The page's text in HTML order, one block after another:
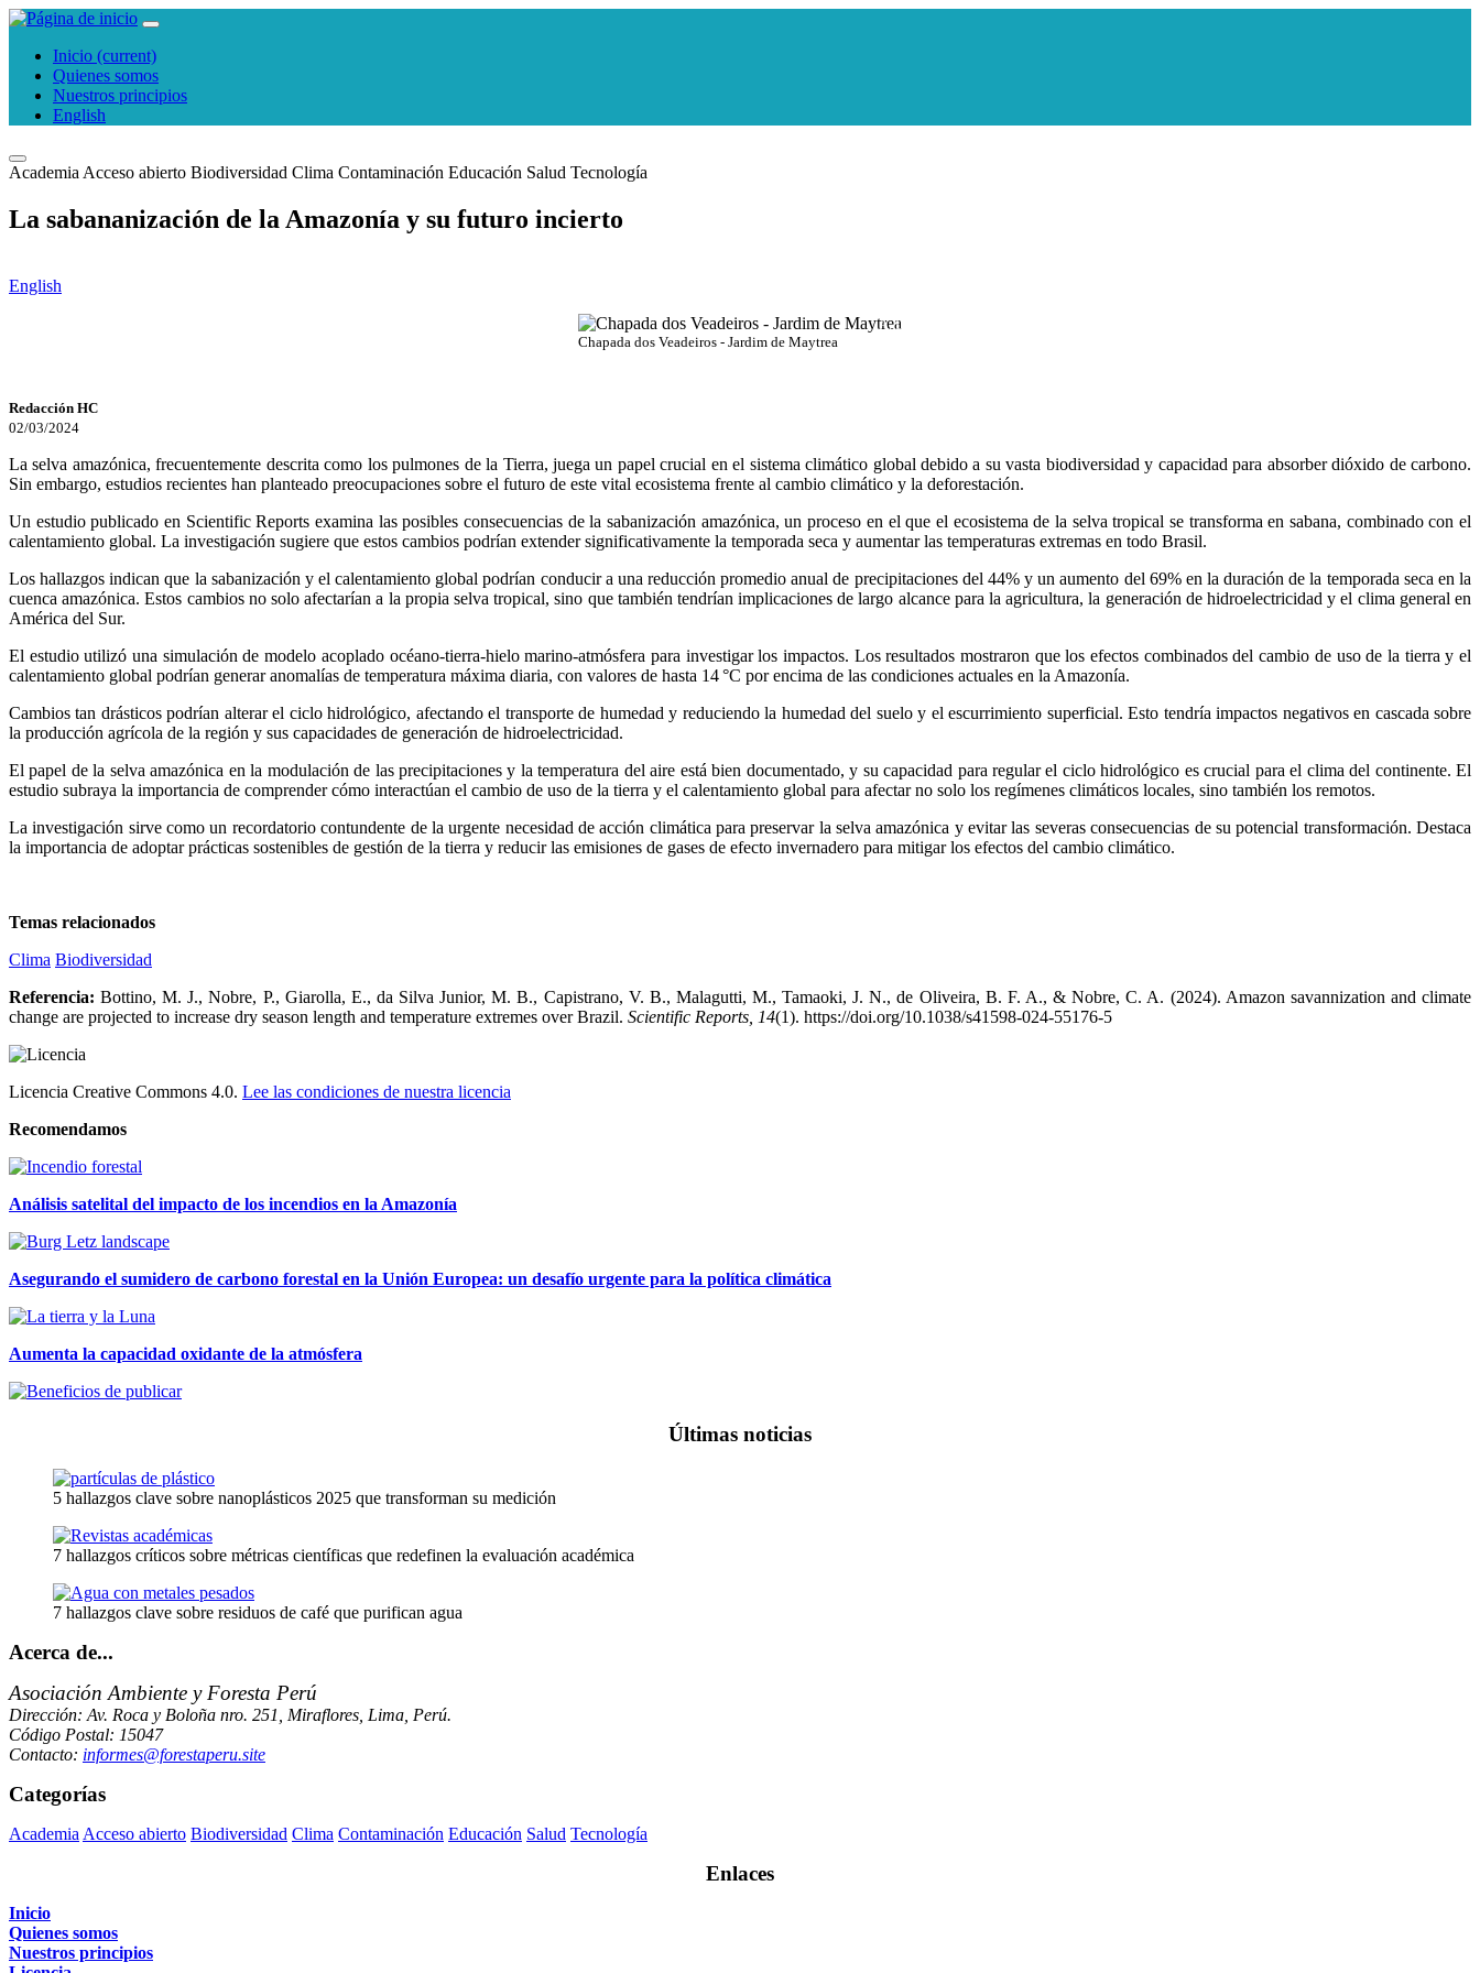
Inicio (current)
Quienes somos
Nuestros principios
English
Academia Acceso abierto Biodiversidad Clima Contaminación Educación Salud Tecnología
La sabananización de la Amazonía y su futuro incierto
English
Chapada dos Veadeiros - Jardim de Maytrea
A. Duarte
Redacción HC
02/03/2024
La selva amazónica, frecuentemente descrita como los pulmones de la Tierra, juega un papel crucial en el sistema climático global debido a su vasta biodiversidad y capacidad para absorber dióxido de carbono.
Sin embargo, estudios recientes han planteado preocupaciones sobre el futuro de este vital ecosistema frente al cambio climático y la deforestación.
Un estudio publicado en Scientific Reports examina las posibles consecuencias de la sabanización amazónica, un proceso en el que el ecosistema de la selva tropical se transforma en sabana, combinado con el
calentamiento global. La investigación sugiere que estos cambios podrían extender significativamente la temporada seca y aumentar las temperaturas extremas en todo Brasil.
Los hallazgos indican que la sabanización y el calentamiento global podrían conducir a una reducción promedio anual de precipitaciones del 44% y un aumento del 69% en la duración de la temporada seca en la
cuenca amazónica. Estos cambios no solo afectarían a la propia selva tropical, sino que también tendrían implicaciones de largo alcance para la agricultura, la generación de hidroelectricidad y el clima general en
América del Sur.
El estudio utilizó una simulación de modelo acoplado océano-tierra-hielo marino-atmósfera para investigar los impactos. Los resultados mostraron que los efectos combinados del cambio de uso de la tierra y el
calentamiento global podrían generar anomalías de temperatura máxima diaria, con valores de hasta 14 °C por encima de las condiciones actuales en la Amazonía.
Cambios tan drásticos podrían alterar el ciclo hidrológico, afectando el transporte de humedad y reduciendo la humedad del suelo y el escurrimiento superficial. Esto tendría impactos negativos en cascada sobre
la producción agrícola de la región y sus capacidades de generación de hidroelectricidad.
El papel de la selva amazónica en la modulación de las precipitaciones y la temperatura del aire está bien documentado, y su capacidad para regular el ciclo hidrológico es crucial para el clima del continente. El
estudio subraya la importancia de comprender cómo interactúan el cambio de uso de la tierra y el calentamiento global para afectar no solo los regímenes climáticos locales, sino también los remotos.
La investigación sirve como un recordatorio contundente de la urgente necesidad de acción climática para preservar la selva amazónica y evitar las severas consecuencias de su potencial transformación. Destaca
la importancia de adoptar prácticas sostenibles de gestión de la tierra y reducir las emisiones de gases de efecto invernadero para mitigar los efectos del cambio climático.
Temas relacionados
Clima Biodiversidad
Referencia: Bottino, M. J., Nobre, P., Giarolla, E., da Silva Junior, M. B., Capistrano, V. B., Malagutti, M., Tamaoki, J. N., de Oliveira, B. F. A., & Nobre, C. A. (2024). Amazon savannization and climate
change are projected to increase dry season length and temperature extremes over Brazil. Scientific Reports, 14(1). https://doi.org/10.1038/s41598-024-55176-5
Licencia Creative Commons 4.0. Lee las condiciones de nuestra licencia
Recomendamos
Análisis satelital del impacto de los incendios en la Amazonía
Asegurando el sumidero de carbono forestal en la Unión Europea: un desafío urgente para la política climática
Aumenta la capacidad oxidante de la atmósfera
Últimas noticias
5 hallazgos clave sobre nanoplásticos 2025 que transforman su medición
7 hallazgos críticos sobre métricas científicas que redefinen la evaluación académica
7 hallazgos clave sobre residuos de café que purifican agua
Acerca de...
Asociación Ambiente y Foresta Perú
Dirección: Av. Roca y Boloña nro. 251, Miraflores, Lima, Perú.
Código Postal: 15047
Contacto: informes@forestaperu.site
Categorías
AcademiaAcceso abierto Biodiversidad Clima Contaminación Educación Salud Tecnología
Enlaces
Inicio
Quienes somos
Nuestros principios